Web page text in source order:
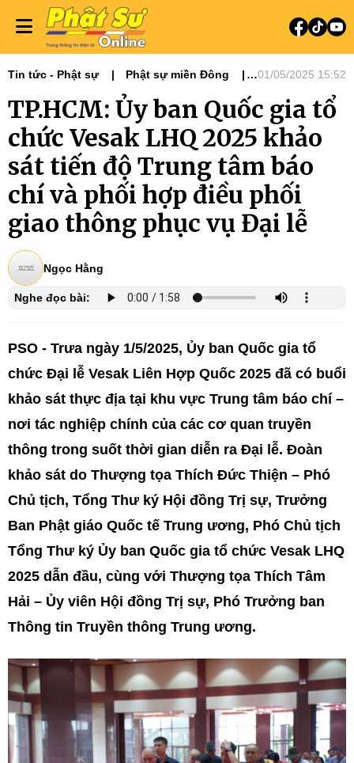
Tin tức - Phật sự
Phật sự miền Đông
Đại lễ Phật đản Vesak 2025
01/05/2025 15:52
TP.HCM: Ủy ban Quốc gia tổ
chức Vesak LHQ 2025 khảo
sát tiến độ Trung tâm báo
chí và phối hợp điều phối
giao thông phục vụ Đại lễ
Ngọc Hằng
Nghe đọc bài:
PSO - Trưa ngày 1/5/2025, Ủy ban Quốc gia tổ
chức Đại lễ Vesak Liên Hợp Quốc 2025 đã có buổi
khảo sát thực địa tại khu vực Trung tâm báo chí –
nơi tác nghiệp chính của các cơ quan truyền
thông trong suốt thời gian diễn ra Đại lễ. Đoàn
khảo sát do Thượng tọa Thích Đức Thiện – Phó
Chủ tịch, Tổng Thư ký Hội đồng Trị sự, Trưởng
Ban Phật giáo Quốc tế Trung ương, Phó Chủ tịch
Tổng Thư ký Ủy ban Quốc gia tổ chức Vesak LHQ
2025 dẫn đầu, cùng với Thượng tọa Thích Tâm
Hải – Ủy viên Hội đồng Trị sự, Phó Trưởng ban
Thông tin Truyền thông Trung ương.